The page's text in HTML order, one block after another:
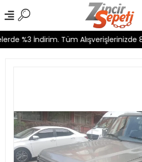
%3 İndirim. Tüm Alışverişlerinizde